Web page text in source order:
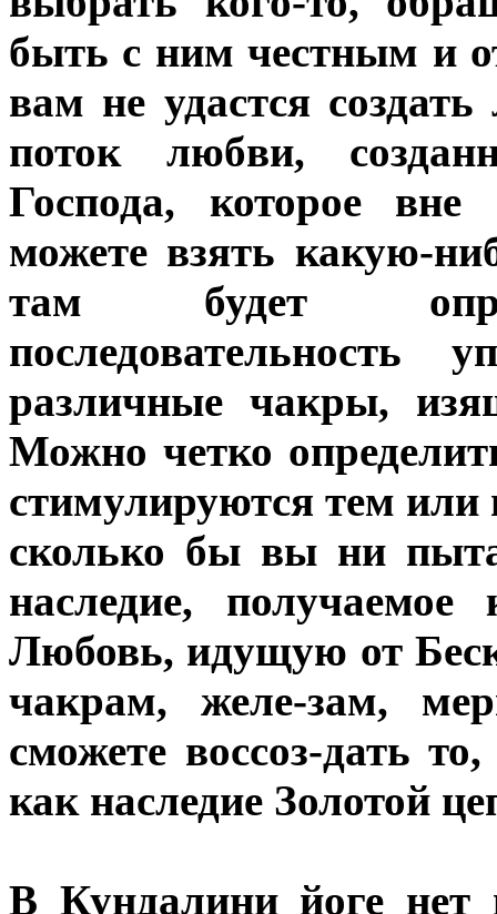
быть с ним честным и
вам не удастся
поток любви,
Господа, которое
можете взять какую-
там будет
последовательность
различные чакры,
Можно четко
стимулируются тем
сколько бы вы ни
наследие,
Любовь, идущую от
чакрам, желе-зам,
сможете воссоз-дать
как наследие Золотой
В Кундалини йоге нет